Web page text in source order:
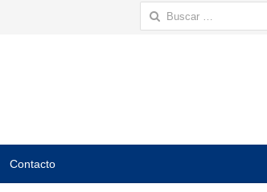
Buscar:
Contacto